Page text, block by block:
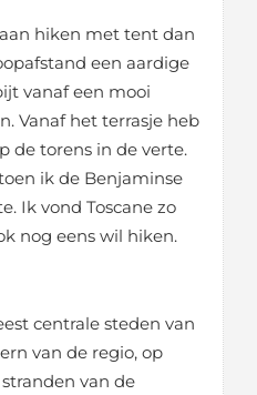
hiken met tent dan
een aardige
vanaf een mooi
Vanaf het terrasje heb
de torens in de verte.
ik de Benjaminse
Ik vond Toscane zo
nog eens wil hiken.
centrale steden van
van de regio, op
van de